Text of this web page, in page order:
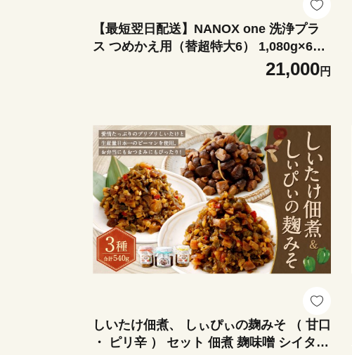
【最短翌日配送】NANOX one 洗浄プラ
ス つめかえ用（替超特大6） 1,080g×6個
合計6,480g ナノックスナノックスワン ラ
イオン 洗剤 洗濯用洗剤 洗濯 日用品 日用
21,000円
しいたけ佃煮、 しぃぴぃの麹みそ （ 甘口
・ ピリ辛 ） セット 佃煮 麹味噌 シイタケ